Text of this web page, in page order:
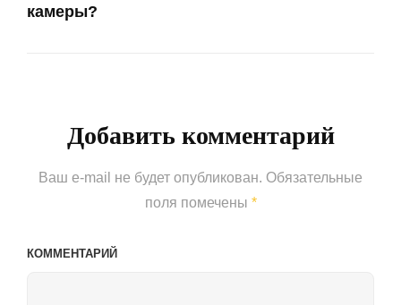
камеры?
Добавить комментарий
Ваш e-mail не будет опубликован. Обязательные
поля помечены *
КОММЕНТАРИЙ